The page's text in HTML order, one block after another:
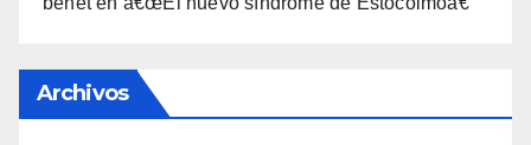
Archivos